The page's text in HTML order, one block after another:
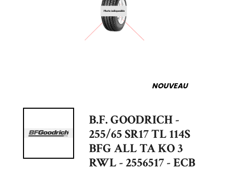
NOUVEAU
B.F. GOODRICH -
255/65 SR17 TL 114S
BFG ALL TA KO 3
RWL - 2556517 - ECB